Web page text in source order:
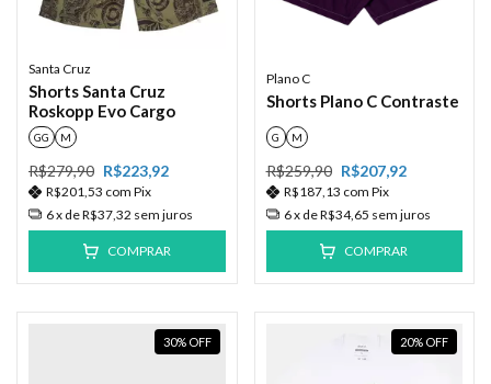
Santa Cruz
Shorts Santa Cruz
Roskopp Evo Cargo
GG M
R$279,90 R$223,92
R$201,53 com Pix
6x deR$37,32 sem juros
COMPRAR
Plano C
Shorts Plano C Contraste
G M
R$259,90 R$207,92
R$187,13 com Pix
6x deR$34,65 sem juros
COMPRAR
30% OFF 20% OFF